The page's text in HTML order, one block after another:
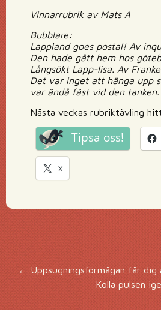
Vinnarrubrik av Mats A
Bubblare:
Lappland goes postal! Av
Den hade gått hem hos
Långsökt Lapp-lisa. Av
Det var inget att hänga upp
var ändå fäst vid den
Nästa veckas rubriktävling
Tipsa oss!
X
←Uppsugningsförmågan får dig
Kolla pulsen